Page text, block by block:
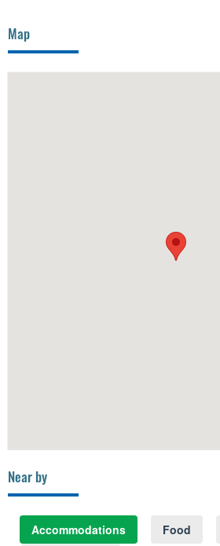
Map
Near by
Accommodations Food